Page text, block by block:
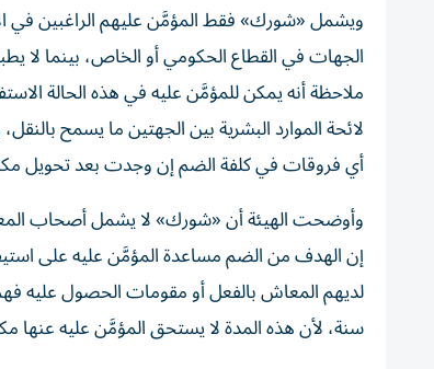
ويشمل «شورك» فقط المؤمَّن عليهم الراغبين في
الجهات في القطاع الحكومي أو الخاص، بينما لا
ملاحظة أنه يمكن للمؤمَّن عليه في هذه الحالة
لائحة الموارد البشرية بين الجهتين ما يسمح
أي فروقات في كلفة الضم إن وجدت بعد تحويل
وأوضحت الهيئة أن «شورك» لا يشمل أصحاب
إن الهدف من الضم مساعدة المؤمَّن عليه على
لديهم المعاش بالفعل أو مقومات الحصول عليه
سنة، لأن هذه المدة لا يستحق المؤمَّن عليه عنها